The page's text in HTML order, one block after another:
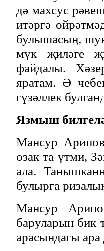
дә махсус
итәргә
булышасың,
мүк җиләге
файдалы.
яратам. Ә
гүзәллек
Язмыш
Мансур Арипов
озак та үтми,
ала.
булырга
Мансур
баруларын бик
арасындагы ара